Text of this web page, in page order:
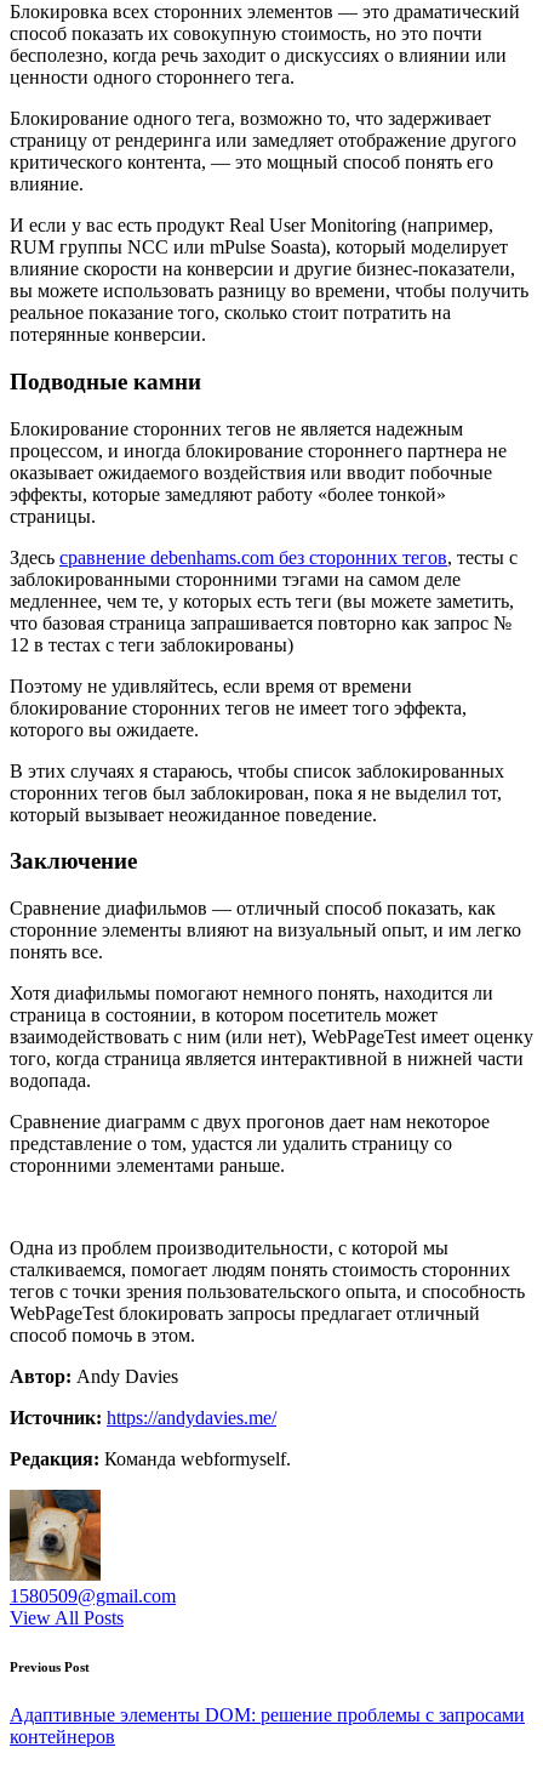
Блокировка всех сторонних элементов — это драматический
способ показать их совокупную стоимость, но это почти
бесполезно, когда речь заходит о дискуссиях о влиянии или
ценности одного стороннего тега.
Блокирование одного тега, возможно то, что задерживает
страницу от рендеринга или замедляет отображение другого
критического контента, — это мощный способ понять его
влияние.
И если у вас есть продукт Real User Monitoring (например,
RUM группы NCC или mPulse Soasta), который моделирует
влияние скорости на конверсии и другие бизнес-показатели,
вы можете использовать разницу во времени, чтобы получить
реальное показание того, сколько стоит потратить на
потерянные конверсии.
Подводные камни
Блокирование сторонних тегов не является надежным
процессом, и иногда блокирование стороннего партнера не
оказывает ожидаемого воздействия или вводит побочные
эффекты, которые замедляют работу «более тонкой»
страницы.
Здесь сравнение debenhams.com без сторонних тегов, тесты с
заблокированными сторонними тэгами на самом деле
медленнее, чем те, у которых есть теги (вы можете заметить,
что базовая страница запрашивается повторно как запрос №
12 в тестах с теги заблокированы)
Поэтому не удивляйтесь, если время от времени
блокирование сторонних тегов не имеет того эффекта,
которого вы ожидаете.
В этих случаях я стараюсь, чтобы список заблокированных
сторонних тегов был заблокирован, пока я не выделил тот,
который вызывает неожиданное поведение.
Заключение
Сравнение диафильмов — отличный способ показать, как
сторонние элементы влияют на визуальный опыт, и им легко
понять все.
Хотя диафильмы помогают немного понять, находится ли
страница в состоянии, в котором посетитель может
взаимодействовать с ним (или нет), WebPageTest имеет оценку
того, когда страница является интерактивной в нижней части
водопада.
Сравнение диаграмм с двух прогонов дает нам некоторое
представление о том, удастся ли удалить страницу со
сторонними элементами раньше.
Одна из проблем производительности, с которой мы
сталкиваемся, помогает людям понять стоимость сторонних
тегов с точки зрения пользовательского опыта, и способность
WebPageTest блокировать запросы предлагает отличный
способ помочь в этом.
Автор: Andy Davies
Источник: https://andydavies.me/
Редакция: Команда webformyself.
1580509@gmail.com
View All Posts
Post
navigation
Previous Post
Адаптивные элементы DOM: решение проблемы с запросами
контейнеров